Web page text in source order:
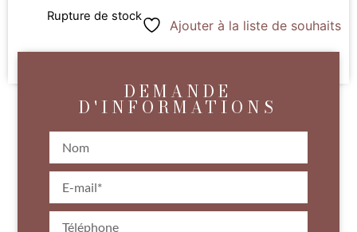
Rupture de stock
Ajouter à la liste de souhaits
DEMANDE
D'INFORMATIONS